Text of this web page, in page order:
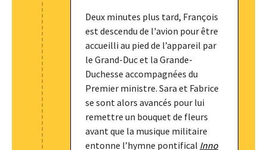
Deux minutes plus tard, François
est descendu de l'avion pour être
accueilli au pied de l’appareil par
le Grand-Duc et la Grande-
Duchesse accompagnées du
Premier ministre. Sara et Fabrice
se sont alors avancés pour lui
remettre un bouquet de fleurs
avant que la musique militaire
entonne l’hymne pontifical Inno